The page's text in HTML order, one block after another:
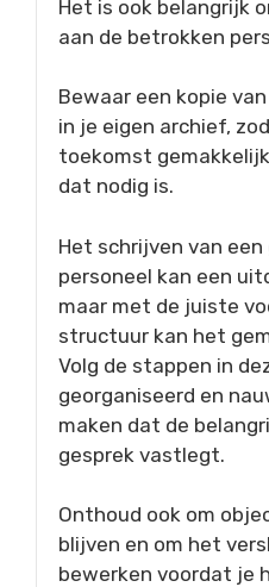
Het is ook belangrijk
aan de betrokken
Bewaar een kopie
in je eigen archief,
toekomst
dat nodig is.
Het schrijven van
personeel kan een
maar met de juiste
structuur kan het
Volg de stappen in
georganiseerd en
maken dat de
gesprek vastlegt.
Onthoud ook om
blijven en om het
bewerken voordat je